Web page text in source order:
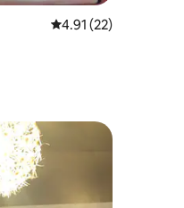
평점 4.91점(5점 만점
4.91 (22)